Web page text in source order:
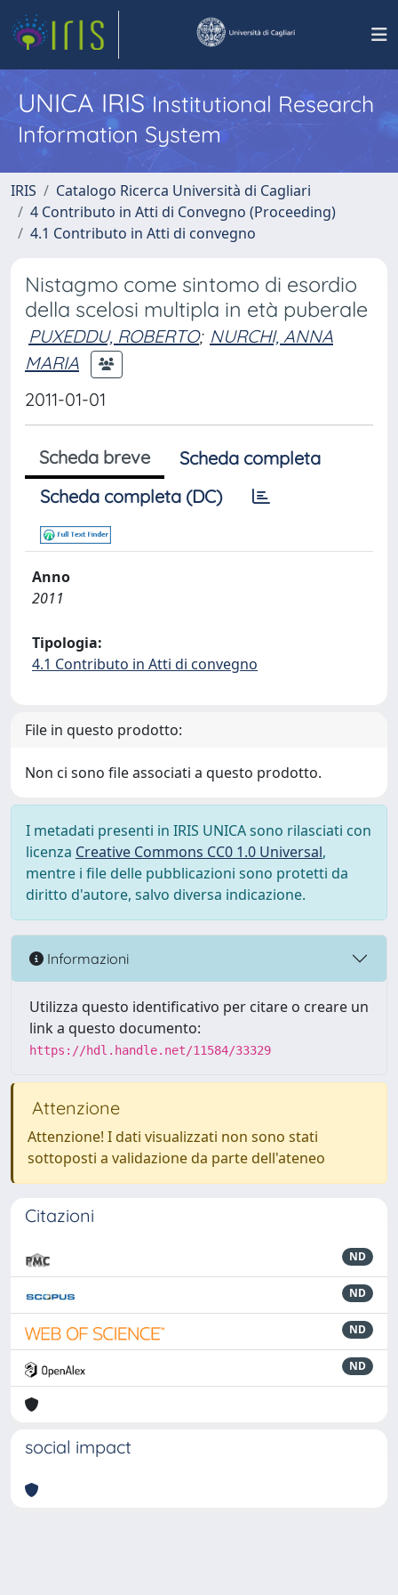
UNICA IRISInstitutional Research
Information System
IRIS
Catalogo Ricerca Università di Cagliari
4 Contributo in Atti di Convegno (Proceeding)
4.1 Contributo in Atti di convegno
Nistagmo come sintomo di esordio
della scelosi multipla in età puberale
PUXEDDU, ROBERTO; NURCHI, ANNA
MARIA
2011-01-01
Scheda breve
Scheda completa
Scheda completa (DC)
Anno
2011
Tipologia:
4.1 Contributo in Atti di convegno
File in questo prodotto:
Non ci sono file associati a questo prodotto.
I metadati presenti in IRIS UNICA sono rilasciati con
licenza Creative Commons CC0 1.0 Universal,
mentre i file delle pubblicazioni sono protetti da
diritto d'autore, salvo diversa indicazione.
Informazioni
Utilizza questo identificativo per citare o creare un
link a questo documento:
https://hdl.handle.net/11584/33329
Attenzione
Attenzione! I dati visualizzati non sono stati
sottoposti a validazione da parte dell'ateneo
Citazioni
ND
ND
ND
ND
social impact